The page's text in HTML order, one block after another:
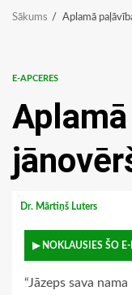
Sākums Aplamā
E-APCERES
Dr. Mārtiņš Luters
▶ NOKLAUSIES ŠO
“Jāzeps sava